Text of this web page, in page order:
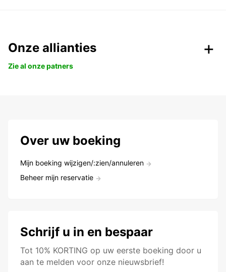
Onze allianties
Zie al onze patners
Over uw boeking
Mijn boeking wijzigen/:zien/annuleren
Beheer mijn reservatie
Schrijf u in en bespaar
Tot 10% KORTING op uw eerste boeking door u
aan te melden voor onze nieuwsbrief!